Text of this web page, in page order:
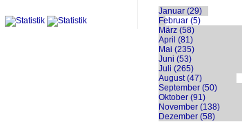
Januar (29)
Februar (5)
März (58)
April (81)
Mai (235)
Juni (53)
Juli (265)
August (47)
September (50)
Oktober (91)
November (138)
Dezember (58)